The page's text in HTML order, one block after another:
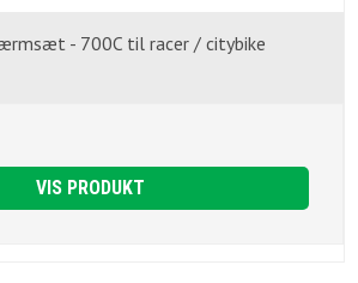
- 700C til racer / citybike
VIS PRODUKT